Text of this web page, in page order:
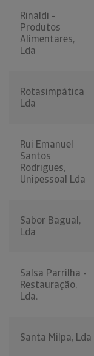
Rinaldi -
Produtos
Alimentares,
Lda
Rotasimpática
Lda
Rui Emanuel
Santos
Rodrigues,
Unipessoal Lda
Sabor Bagual,
Lda
Salsa Parrilha -
Restauração,
Lda.
Santa Milpa, Lda